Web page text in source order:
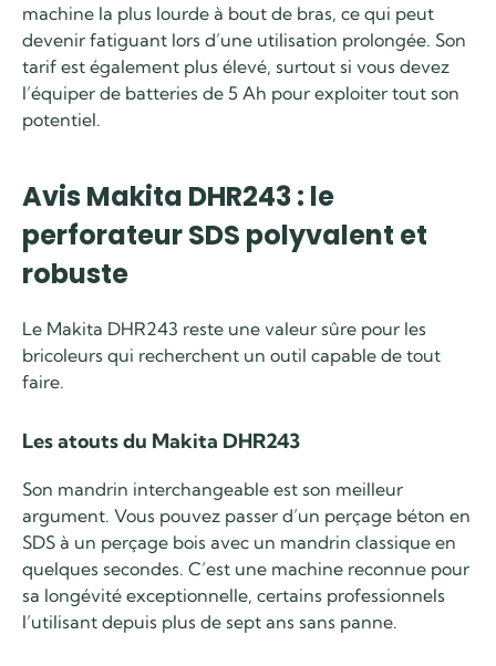
machine la plus lourde à bout de bras, ce qui peut
devenir fatiguant lors d’une utilisation prolongée. Son
tarif est également plus élevé, surtout si vous devez
l’équiper de batteries de 5 Ah pour exploiter tout son
potentiel.
Avis Makita DHR243 : le
perforateur SDS polyvalent et
robuste
Le Makita DHR243 reste une valeur sûre pour les
bricoleurs qui recherchent un outil capable de tout
faire.
Les atouts du Makita DHR243
Son mandrin interchangeable est son meilleur
argument. Vous pouvez passer d’un perçage béton en
SDS à un perçage bois avec un mandrin classique en
quelques secondes. C’est une machine reconnue pour
sa longévité exceptionnelle, certains professionnels
l’utilisant depuis plus de sept ans sans panne.